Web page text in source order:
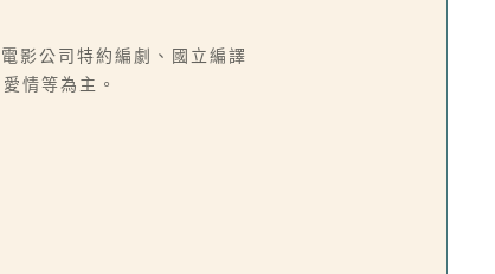
影公司特約編劇、國立編譯
情等為主。